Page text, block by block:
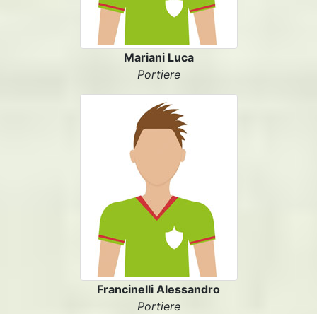
Mariani Luca
Portiere
Francinelli Alessandro
Portiere